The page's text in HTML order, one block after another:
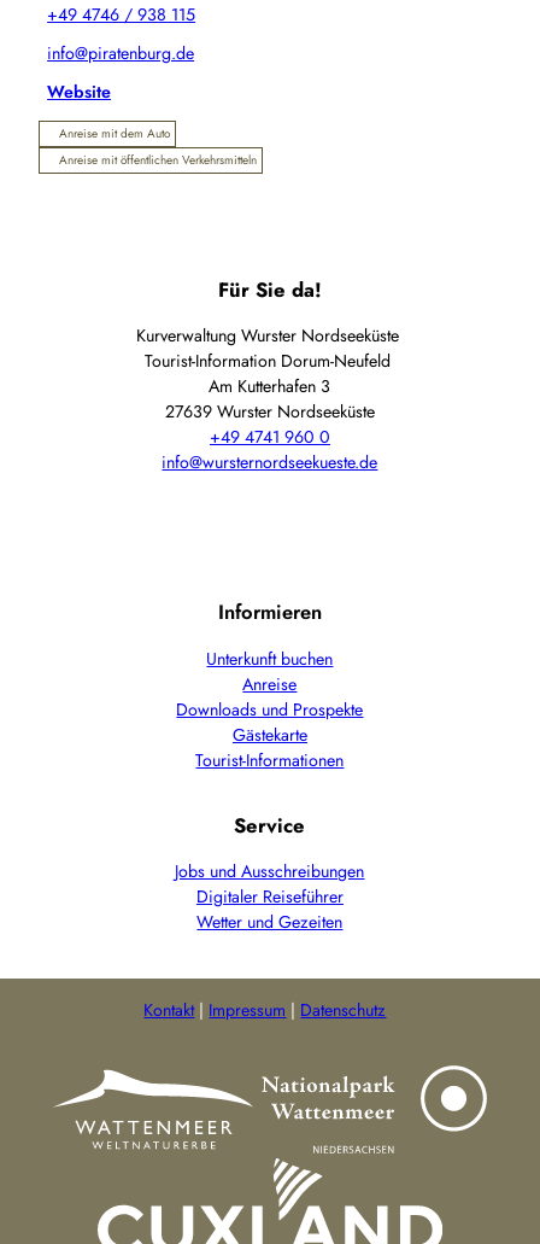
+49 4746 / 938 115
info@piratenburg.de
Website
Anreise mit dem Auto
Anreise mit öffentlichen Verkehrsmitteln
Für Sie da!
Kurverwaltung Wurster Nordseeküste
Tourist-Information Dorum-Neufeld
Am Kutterhafen 3
27639 Wurster Nordseeküste
+49 4741 960 0
info@wursternordseekueste.de
Informieren
Unterkunft buchen
Anreise
Downloads und Prospekte
Gästekarte
Tourist-Informationen
Service
Jobs und Ausschreibungen
Digitaler Reiseführer
Wetter und Gezeiten
Kontakt Impressum Datenschutz